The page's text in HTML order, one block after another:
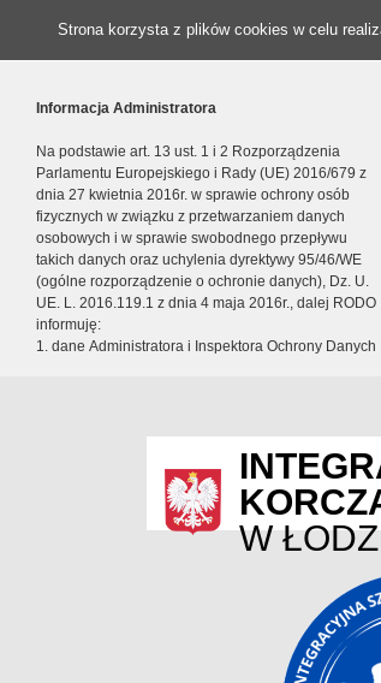
Strona korzysta z plików cookies w celu
Informacja Administratora
Na podstawie art. 13 ust. 1 i 2 Rozporządzenia
Parlamentu Europejskiego i Rady (UE) 2016/679 z
dnia 27 kwietnia 2016r. w sprawie ochrony osób
fizycznych w związku z przetwarzaniem danych
osobowych i w sprawie swobodnego przepływu
takich danych oraz uchylenia dyrektywy 95/46/WE
(ogólne rozporządzenie o ochronie danych), Dz. U.
UE. L. 2016.119.1 z dnia 4 maja 2016r., dalej RODO
informuję:
1. dane Administratora i Inspektora Ochrony Danych
W